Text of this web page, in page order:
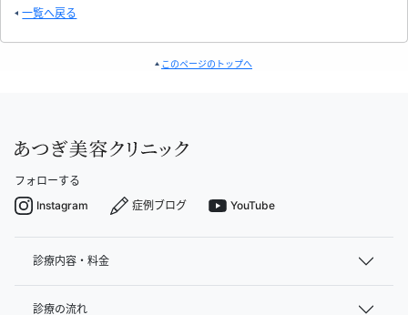
一覧へ戻る
このページのトップへ
フォローする
Instagram
症例ブログ YouTube
診療内容・料金
診療の流れ